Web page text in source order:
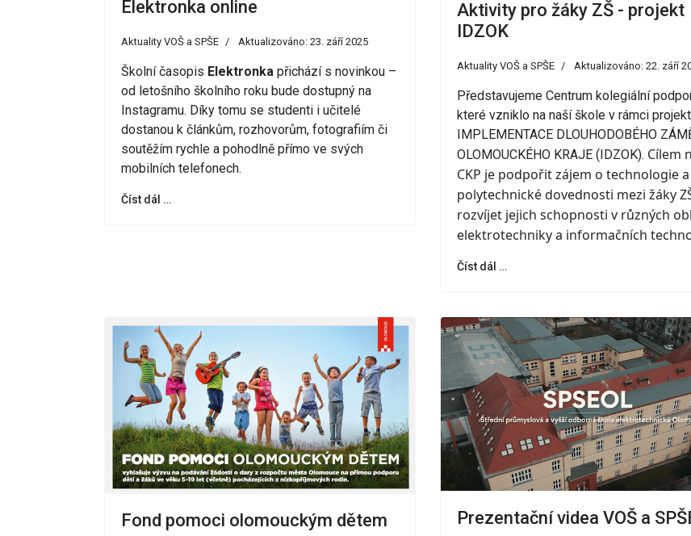
Elektronka online
Aktuality VOŠ a SPŠE Aktualizováno: 23. září 2025
Školní časopis Elektronka přichází s novinkou –
od letošního školního roku bude dostupný na
Instagramu. Díky tomu se studenti i učitelé
dostanou k článkům, rozhovorům, fotografiím či
soutěžím rychle a pohodlně přímo ve svých
mobilních telefonech.
Číst dál …
Aktivity pro žáky ZŠ - projekt
IDZOK
Aktuality VOŠ a SPŠE Aktualizováno: 22. září
Představujeme Centrum kolegiální
které vzniklo na naší škole v rámci
IMPLEMENTACE DLOUHODOBÉHO
OLOMOUCKÉHO KRAJE (IDZOK). Cílem
CKP je podpořit zájem o technologie a
polytechnické dovednosti mezi žáky
rozvíjet jejich schopnosti v různých
elektrotechniky a informačních
Číst dál …
Fond pomoci olomouckým dětem Prezentační videa VOŠ a